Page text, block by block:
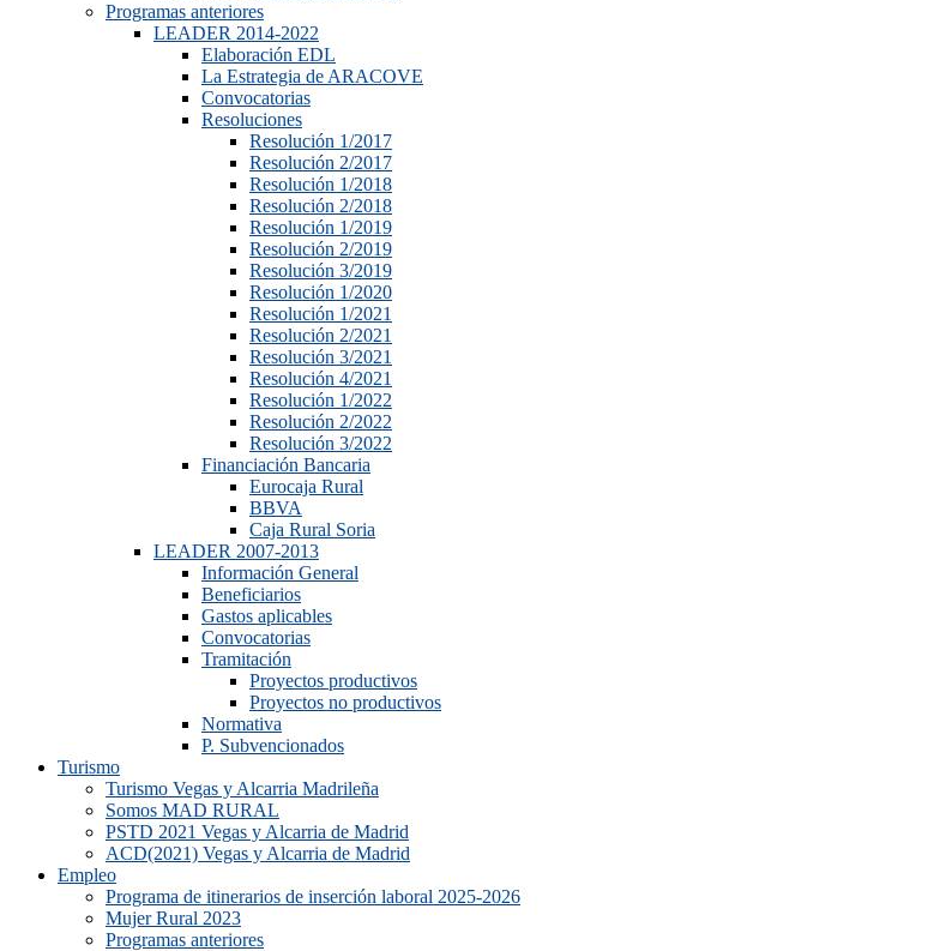
Programas anteriores
LEADER 2014-2022
Elaboración EDL
La Estrategia de ARACOVE
Convocatorias
Resoluciones
Resolución 1/2017
Resolución 2/2017
Resolución 1/2018
Resolución 2/2018
Resolución 1/2019
Resolución 2/2019
Resolución 3/2019
Resolución 1/2020
Resolución 1/2021
Resolución 2/2021
Resolución 3/2021
Resolución 4/2021
Resolución 1/2022
Resolución 2/2022
Resolución 3/2022
Financiación Bancaria
Eurocaja Rural
BBVA
Caja Rural Soria
LEADER 2007-2013
Información General
Beneficiarios
Gastos aplicables
Convocatorias
Tramitación
Proyectos productivos
Proyectos no productivos
Normativa
P. Subvencionados
Turismo
Turismo Vegas y Alcarria Madrileña
Somos MAD RURAL
PSTD 2021 Vegas y Alcarria de Madrid
ACD(2021) Vegas y Alcarria de Madrid
Empleo
Programa de itinerarios de inserción laboral 2025-2026
Mujer Rural 2023
Programas anteriores